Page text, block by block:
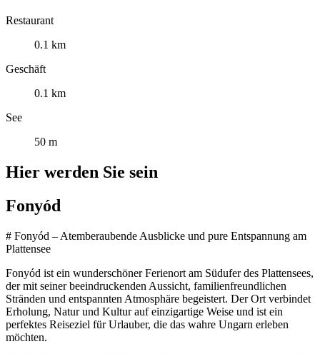
Restaurant
0.1 km
Geschäft
0.1 km
See
50 m
Hier werden Sie sein
Fonyód
# Fonyód – Atemberaubende Ausblicke und pure Entspannung am
Plattensee
Fonyód ist ein wunderschöner Ferienort am Südufer des Plattensees,
der mit seiner beeindruckenden Aussicht, familienfreundlichen
Stränden und entspannten Atmosphäre begeistert. Der Ort verbindet
Erholung, Natur und Kultur auf einzigartige Weise und ist ein
perfektes Reiseziel für Urlauber, die das wahre Ungarn erleben
möchten.